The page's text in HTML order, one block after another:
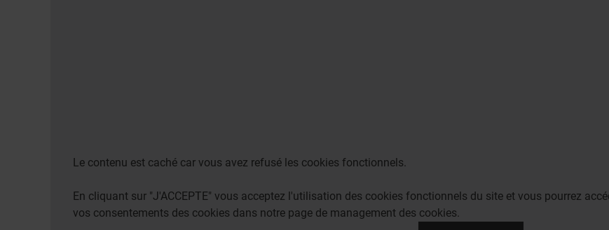
Le contenu est caché car vous avez refusé les cookies fonctionnels.
En cliquant sur "J'ACCEPTE" vous acceptez l'utilisation des cookies fonctionnels du site et vous pourrez
vos consentements des cookies dans notre page de management des cookies.